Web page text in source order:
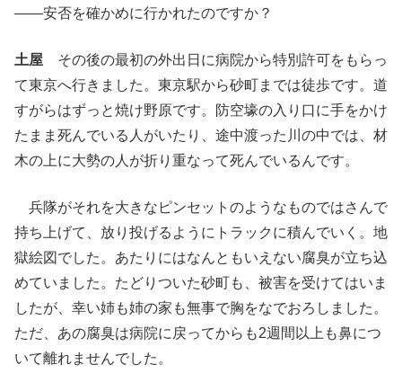
――安否を確かめに行かれたのですか？
土屋 その後の最初の外出日に病院から特別許可をもらっ
て東京へ行きました。東京駅から砂町までは徒歩です。道
すがらはずっと焼け野原です。防空壕の入り口に手をかけ
たまま死んでいる人がいたり、途中渡った川の中では、材
木の上に大勢の人が折り重なって死んでいるんです。
兵隊がそれを大きなピンセットのようなものではさんで
持ち上げて、放り投げるようにトラックに積んでいく。地
獄絵図でした。あたりにはなんともいえない腐臭が立ち込
めていました。たどりついた砂町も、被害を受けてはいま
したが、幸い姉も姉の家も無事で胸をなでおろしました。
ただ、あの腐臭は病院に戻ってからも2週間以上も鼻につ
いて離れませんでした。